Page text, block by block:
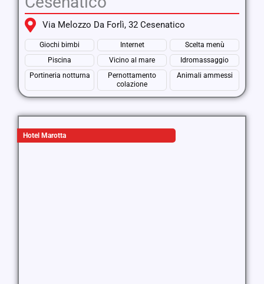
Via Melozzo Da Forlì, 32 Cesenatico
Giochi bimbi Internet
Scelta menù
Piscina
Vicino al mare
Idromassaggio
Portineria notturna
Pernottamento
colazione
Animali ammessi
Hotel Marotta